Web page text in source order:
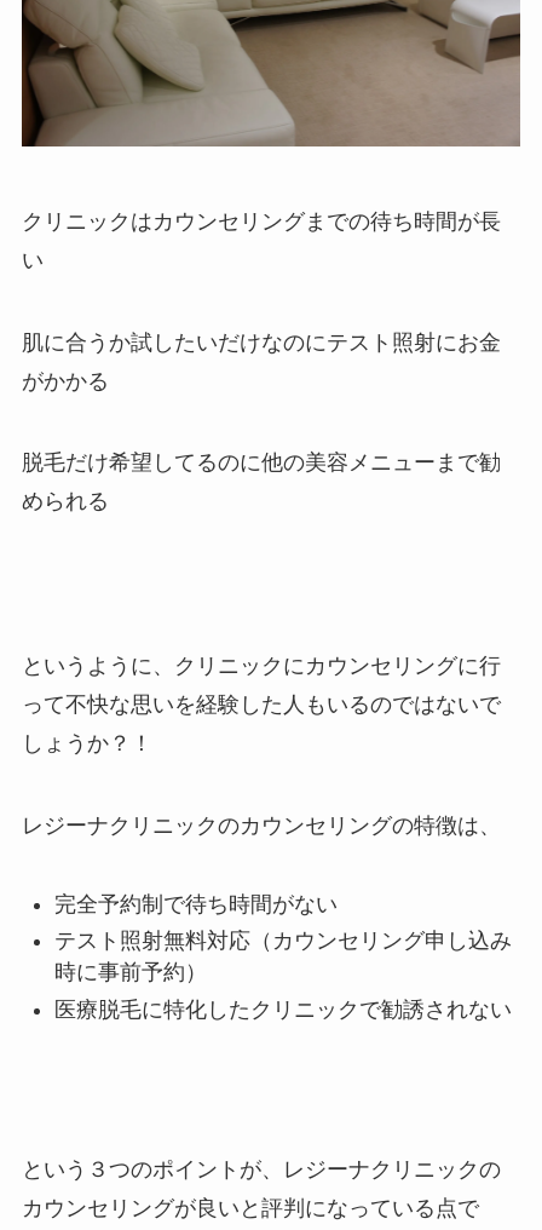
クリニックはカウンセリングまでの待ち時間が長
い
肌に合うか試したいだけなのにテスト照射にお金
がかかる
脱毛だけ希望してるのに他の美容メニューまで勧
められる
というように、クリニックにカウンセリングに行
って不快な思いを経験した人もいるのではないで
しょうか？！
レジーナクリニックのカウンセリングの特徴は、
完全予約制で待ち時間がない
テスト照射無料対応（カウンセリング申し込み
時に事前予約）
医療脱毛に特化したクリニックで勧誘されない
という３つのポイントが、レジーナクリニックの
カウンセリングが良いと評判になっている点で